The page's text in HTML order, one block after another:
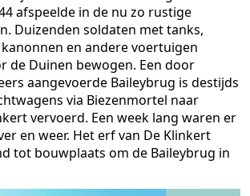
afspeelde in de nu zo rustige
Duizenden soldaten met tanks,
en andere voertuigen
de Duinen bewogen. Een door
aangevoerde Baileybrug is destijds
via Biezenmortel naar
vervoerd. Een week lang waren er
en weer. Het erf van De Klinkert
tot bouwplaats om de Baileybrug in